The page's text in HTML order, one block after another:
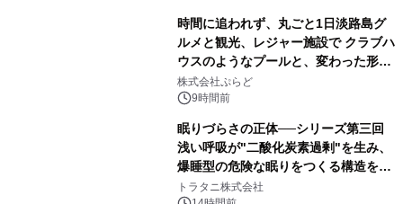
時間に追われず、丸ごと1日淡路島グ
ルメと観光、レジャー施設で クラブハ
ウスのようなプールと、変わった形の
サウナも 「THE BOXY AWAJI」のお
得な素泊まり連泊プランで
株式会社ぷらど
9時間前
眠りづらさの正体──シリーズ第三回
浅い呼吸が"二酸化炭素過剰"を生み、
爆睡型の危険な眠りをつくる構造を解
説
トラタニ株式会社